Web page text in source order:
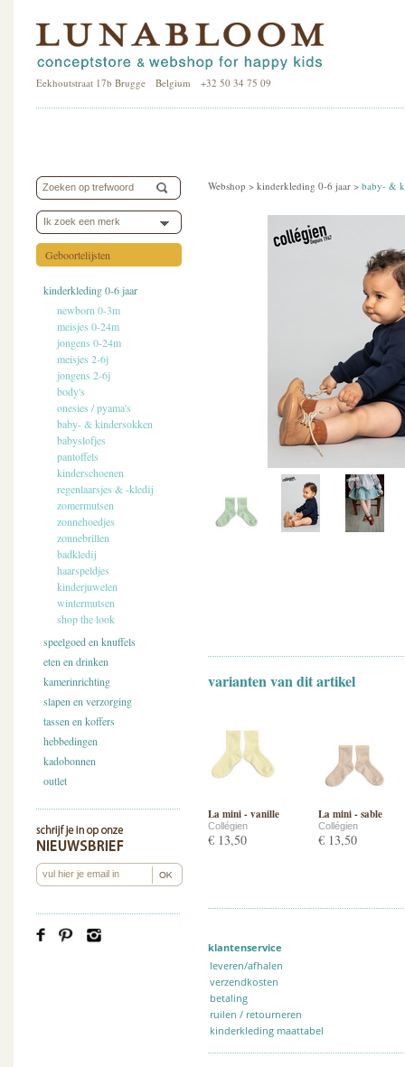
Eekhoutstraat 17b Brugge Belgium +32 50 34 75 09
Ik zoek een merk
Geboortelijsten
kinderkleding 0-6 jaar
newborn 0-3m
meisjes 0-24m
jongens 0-24m
meisjes 2-6j
jongens 2-6j
body's
onesies / pyama's
baby- & kindersokken
babyslofjes
pantoffels
kinderschoenen
regenlaarsjes & -kledij
zomermutsen
zonnehoedjes
zonnebrillen
badkledij
haarspeldjes
kinderjuwelen
wintermutsen
shop the look
speelgoed en knuffels
eten en drinken
kamerinrichting
slapen en verzorging
tassen en koffers
hebbedingen
kadobonnen
outlet
Webshop > kinderkleding 0-6 jaar > baby- &
varianten van dit artikel
La mini - vanille
Collégien
€ 13,50
La mini - sable
Collégien
€ 13,50
klantenservice
leveren/afhalen
verzendkosten
betaling
ruilen / retourneren
kinderkleding maattabel